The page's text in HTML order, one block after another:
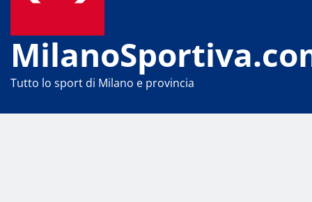
Tutto lo sport di Milano e provincia